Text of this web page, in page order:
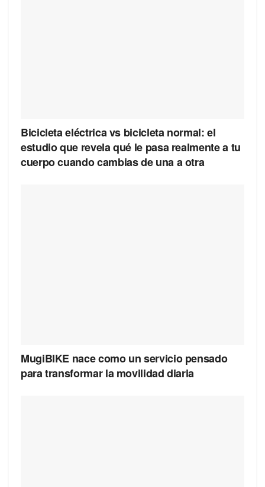
Bicicleta eléctrica vs bicicleta normal: el
estudio que revela qué le pasa realmente a tu
cuerpo cuando cambias de una a otra
MugiBIKE nace como un servicio pensado
para transformar la movilidad diaria